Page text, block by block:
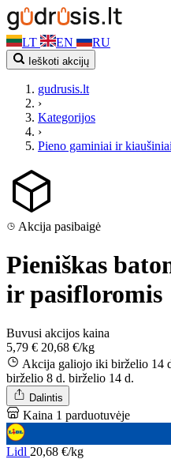
LT EN RU
Ieškoti akcijų
gudrusis.lt
›
Kategorijos
›
Pieno gaminiai ir kiaušiniai
Akcija pasibaigė
Pieniškas
ir pasifloromis
Buvusi akcijos kaina
5,79 € 20,68 €/kg
Akcija galiojo iki birželio 14
birželio 8 d. birželio 14 d.
Dalintis
Kaina 1 parduotuvėje
Lidl 20,68 €/kg